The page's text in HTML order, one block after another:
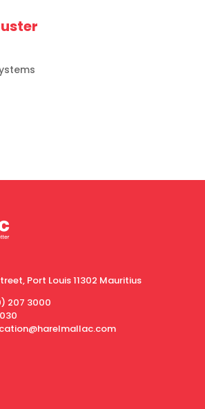
Port Louis 11302 Mauritius
207 3000